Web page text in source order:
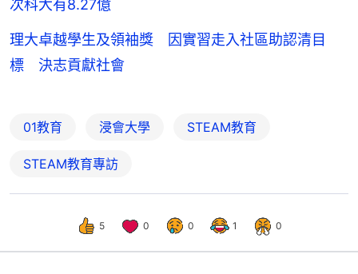
次科大有8.27億
理大卓越學生及領袖獎 因實習走入社區助認清目
標 決志貢獻社會
01教育 浸會大學 STEAM教育
STEAM教育專訪
5 0 0 1 0